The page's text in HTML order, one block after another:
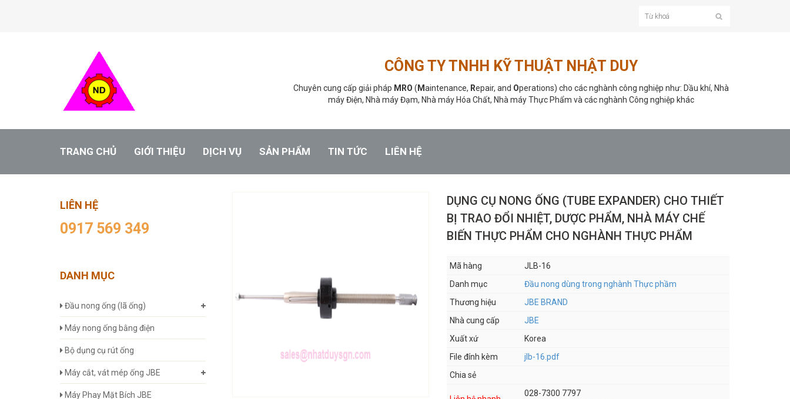
CÔNG TY TNHH KỸ THUẬT NHẬT DUY
Chuyên cung cấp giải pháp MRO ( Maintenance, Repair, and Operations) cho các nghành công nghiệp như: Dầu khí, Nhà
máy Điện, Nhà máy Đạm, Nhà máy Hóa Chất, Nhà máy Thực Phẩm và các nghành Công nghiệp khác
TRANG CHỦ GIỚI THIỆU DỊCH VỤ SẢN PHẨM TIN TỨC LIÊN HỆ
LIÊN HỆ
0917 569 349
DANH MỤC
Đầu nong ống (lã ống)
Máy nong ống bằng điện
Bộ dụng cụ rút ống
Máy cắt, vát mép ống JBE
Máy Phay Mặt Bích JBE
DỤNG CỤ NONG ỐNG (TUBE EXPANDER) CHO THIẾT
BỊ TRAO ĐỔI NHIỆT, DƯỢC PHẨM, NHÀ MÁY CHẾ
BIẾN THỰC PHẨM CHO NGHÀNH THỰC PHẨM
Mã hàng
JLB-16
Danh mục
Đầu nong dùng trong nghành Thực phầm
Thương hiệu
JBE BRAND
Nhà cung cấp
JBE
Xuất xứ
Korea
File đính kèm
jlb-16.pdf
Chia sẻ
028-7300 7797